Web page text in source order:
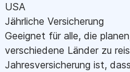
USA
Jährliche Versicherung
Geeignet für alle, die
verschiedene Länder zu
Jahresversicherung ist,